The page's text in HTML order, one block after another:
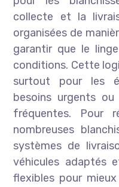
collecte et la
organisées de
garantir que le
conditions. Cette
surtout pour les
besoins urgents
fréquentes. Pour
nombreuses
systèmes de
véhicules adaptés
flexibles pour